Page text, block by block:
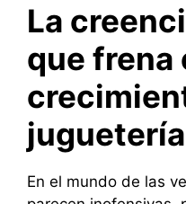
La
que frena
juguetería
En el mundo de las